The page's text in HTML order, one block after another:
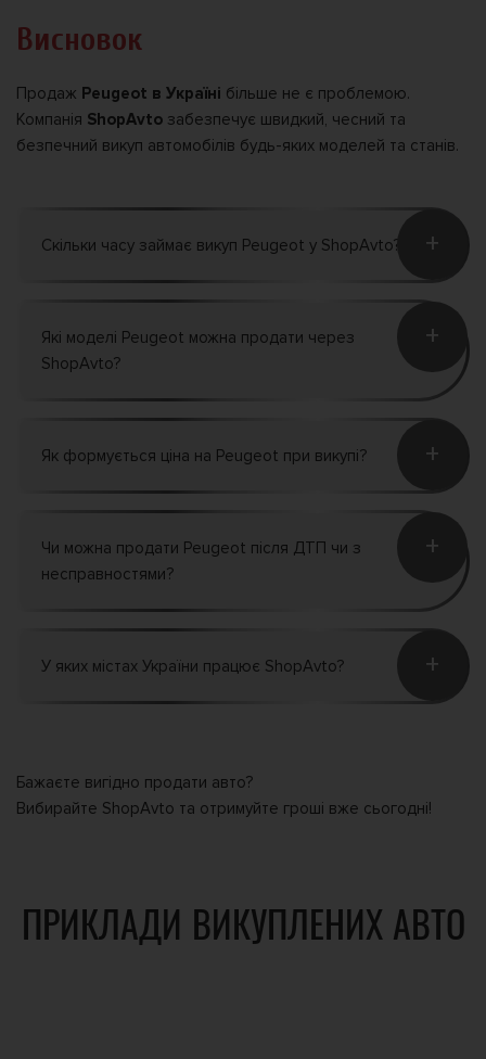
Висновок
Продаж Peugeot в Україні більше не є проблемою.
Компанія ShopAvto забезпечує швидкий, чесний та
безпечний викуп автомобілів будь-яких моделей та станів.
Скільки часу займає викуп Peugeot у ShopAvto? +
Які моделі Peugeot можна продати через
ShopAvto?
+
Як формується ціна на Peugeot при викупі? +
Чи можна продати Peugeot після ДТП чи з
несправностями?
+
У яких містах України працює ShopAvto? +
Бажаєте вигідно продати авто?
Вибирайте ShopAvto та отримуйте гроші вже сьогодні!
ПРИКЛАДИ ВИКУПЛЕНИХ АВТО